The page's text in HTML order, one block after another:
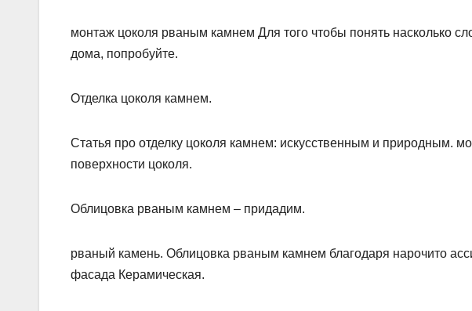
монтаж цоколя рваным камнем Для того чтобы понять насколько
дома, попробуйте.
Отделка цоколя камнем.
Статья про отделку цоколя камнем: искусственным и природным.
поверхности цоколя.
Облицовка рваным камнем – придадим.
рваный камень. Облицовка рваным камнем благодаря нарочито
фасада Керамическая.